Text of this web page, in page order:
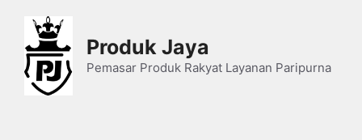
content
Produk Jaya
Pemasar Produk Rakyat Layanan Paripurna